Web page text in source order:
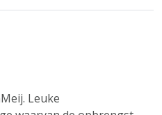
Leuke